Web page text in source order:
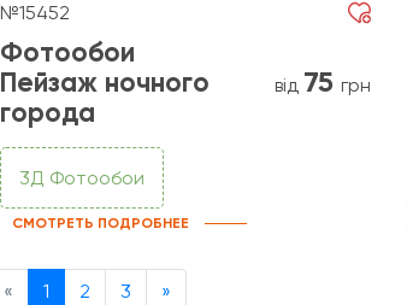
№15452
Фотообои
Пейзаж ночного
города
від 75 грн
3Д Фотообои
СМОТРЕТЬ ПОДРОБНЕЕ
« Previous
1 2 3 »